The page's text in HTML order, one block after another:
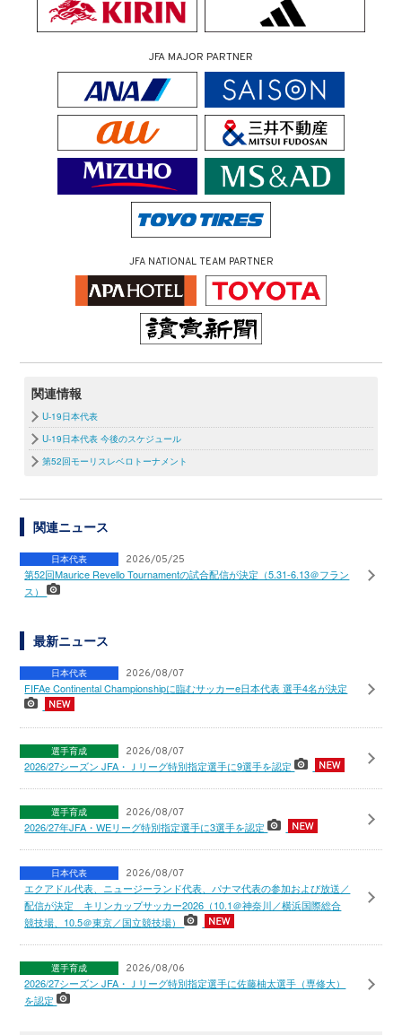
JFA MAJOR PARTNER
JFA NATIONAL TEAM PARTNER
関連情報
U-19日本代表
U-19日本代表 今後のスケジュール
第52回モーリスレベロトーナメント
関連ニュース
日本代表 2026/05/25
第52回Maurice Revello Tournamentの試合配信が決定（5.31-6.13＠フラン
ス）
最新ニュース
日本代表 2026/08/07
FIFAe Continental Championshipに臨むサッカーe日本代表 選手4名が決定
選手育成 2026/08/07
2026/27シーズン JFA・Ｊリーグ特別指定選手に9選手を認定
選手育成 2026/08/07
2026/27年JFA・WEリーグ特別指定選手に3選手を認定
日本代表 2026/08/07
エクアドル代表、ニュージーランド代表、パナマ代表の参加および放送／
配信が決定 キリンカップサッカー2026（10.1＠神奈川／横浜国際総合
競技場、10.5＠東京／国立競技場）
選手育成 2026/08/06
2026/27シーズン JFA・Ｊリーグ特別指定選手に佐藤柚太選手（専修大）
を認定